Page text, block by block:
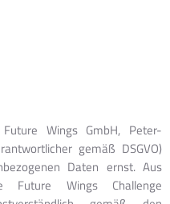
Wings GmbH, Peter-
gemäß DSGVO)
Daten ernst. Aus
Future Wings Challenge